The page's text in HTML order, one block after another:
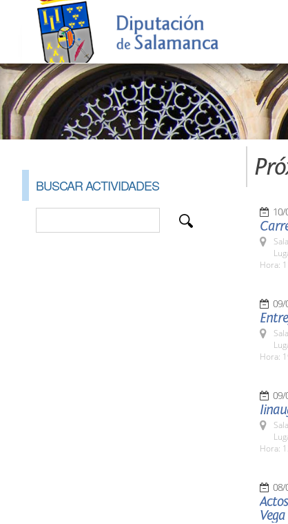
BUSCAR ACTIVIDADES
10/
Hora:
09/
Hora:
09/
Hora:
08/
Vega